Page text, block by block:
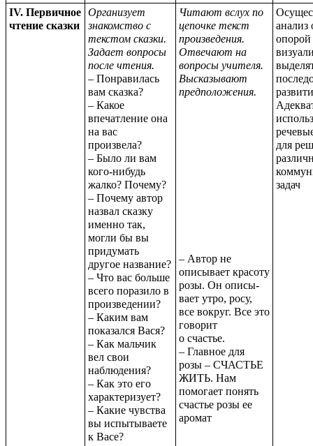
IV. Первичное
чтение сказки
Организует
знакомство с
текстом сказки.
Задает вопросы
после чтения.
– Понравилась
вам сказка?
– Какое
впечатление она
на вас
произвела?
– Было ли вам
кого-нибудь
жалко? Почему?
– Почему автор
назвал сказку
именно так,
могли бы вы
придумать
другое название?
– Что вас больше
всего поразило в
произведении?
– Каким вам
показался Вася?
– Как мальчик
вел свои
наблюдения?
– Как это его
характеризует?
– Какие чувства
вы испытываете
к Васе?
Читают вслух по
цепочке текст
произведения.
Отвечают на
вопросы учителя.
Высказывают
предположения.
– Автор не
описывает красоту
розы. Он описы-
вает утро, росу,
все вокруг. Все это
говорит
о счастье.
– Главное для
розы – СЧАСТЬЕ
ЖИТЬ. Нам
помогает понять
счастье розы ее
аромат
анализ
опорой
для
задач